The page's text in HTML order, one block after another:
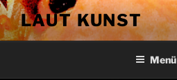
Zum
Inhalt
springen
LAUT KUNST
Menü